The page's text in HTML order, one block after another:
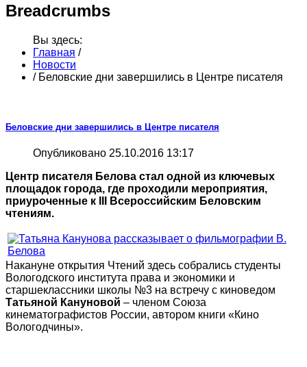
Breadcrumbs
Вы здесь:
Главная /
Новости
/ Беловские дни завершились в Центре писателя
Беловские дни завершились в Центре писателя
Опубликовано 25.10.2016 13:17
Центр писателя Белова стал одной из ключевых
площадок города, где проходили мероприятия,
приуроченные к III Всероссийским Беловским
чтениям.
Накануне открытия Чтений здесь собрались студенты
Вологодского института права и экономики и
старшеклассники школы №3 на встречу с киноведом
Татьяной Кануновой – членом Союза
кинематографистов России, автором книги «Кино
Вологодчины».